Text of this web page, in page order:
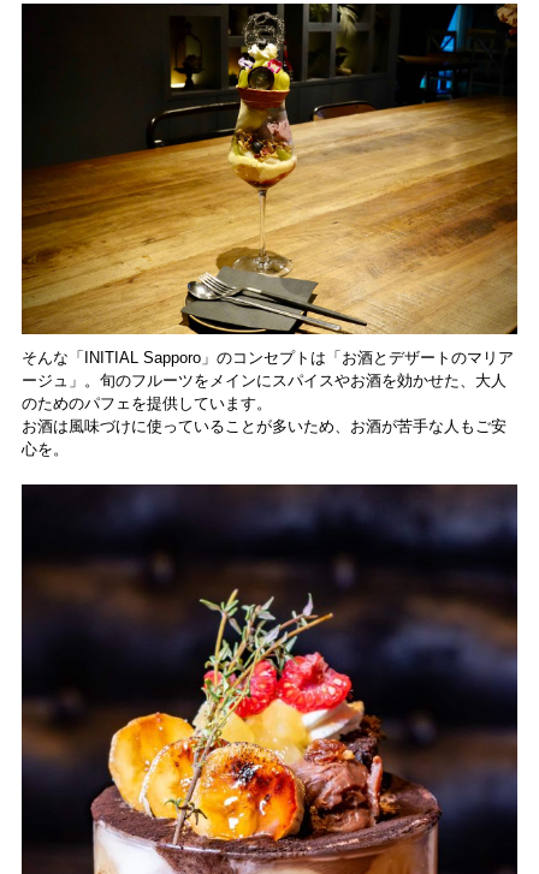
そんな「INITIAL Sapporo」のコンセプトは「お酒とデザートのマリア
ージュ」。旬のフルーツをメインにスパイスやお酒を効かせた、大人
のためのパフェを提供しています。
お酒は風味づけに使っていることが多いため、お酒が苦手な人もご安
心を。